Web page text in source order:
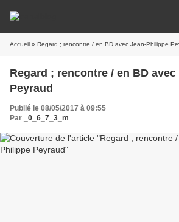
Accueil » Regard ; rencontre / en BD avec Jean-Philippe
Regard ; rencontre / en BD avec Jean-Philippe
Peyraud
Publié le 08/05/2017 à 09:55
Par
_0_6_7_3_m